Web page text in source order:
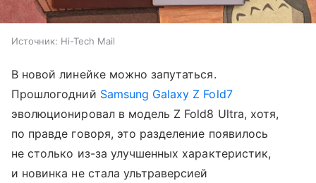
Источник: Hi-Tech Mail
В новой линейке можно запутаться.
Прошлогодний Samsung Galaxy Z Fold7
эволюционировал в модель Z Fold8 Ultra, хотя,
по правде говоря, это разделение появилось
не столько из-за улучшенных характеристик,
и новинка не стала ультраверсией